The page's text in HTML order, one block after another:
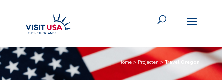
Home > Projecten>Travel Oregon